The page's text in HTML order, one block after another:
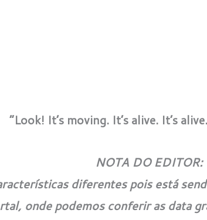
“Look! It’s moving. It’s alive. It’s
NOTA DO EDITOR:
diferentes pois está
onde podemos conferir as data